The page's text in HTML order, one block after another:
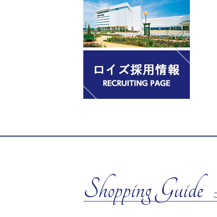
Shopping Guide